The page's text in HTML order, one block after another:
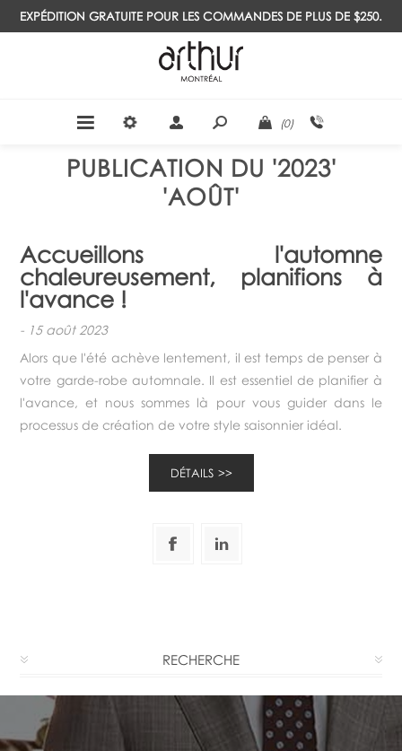
EXPÉDITION GRATUITE POUR LES COMMANDES DE PLUS DE $250.
(0)
PUBLICATION DU '2023'
'AOÛT'
Accueillons l'automne
chaleureusement, planifions à
l'avance !
- 15 août 2023
Alors que l'été achève lentement, il est temps de penser à
votre garde-robe automnale. Il est essentiel de planifier à
l'avance, et nous sommes là pour vous guider dans le
processus de création de votre style saisonnier idéal.
DÉTAILS
RECHERCHE